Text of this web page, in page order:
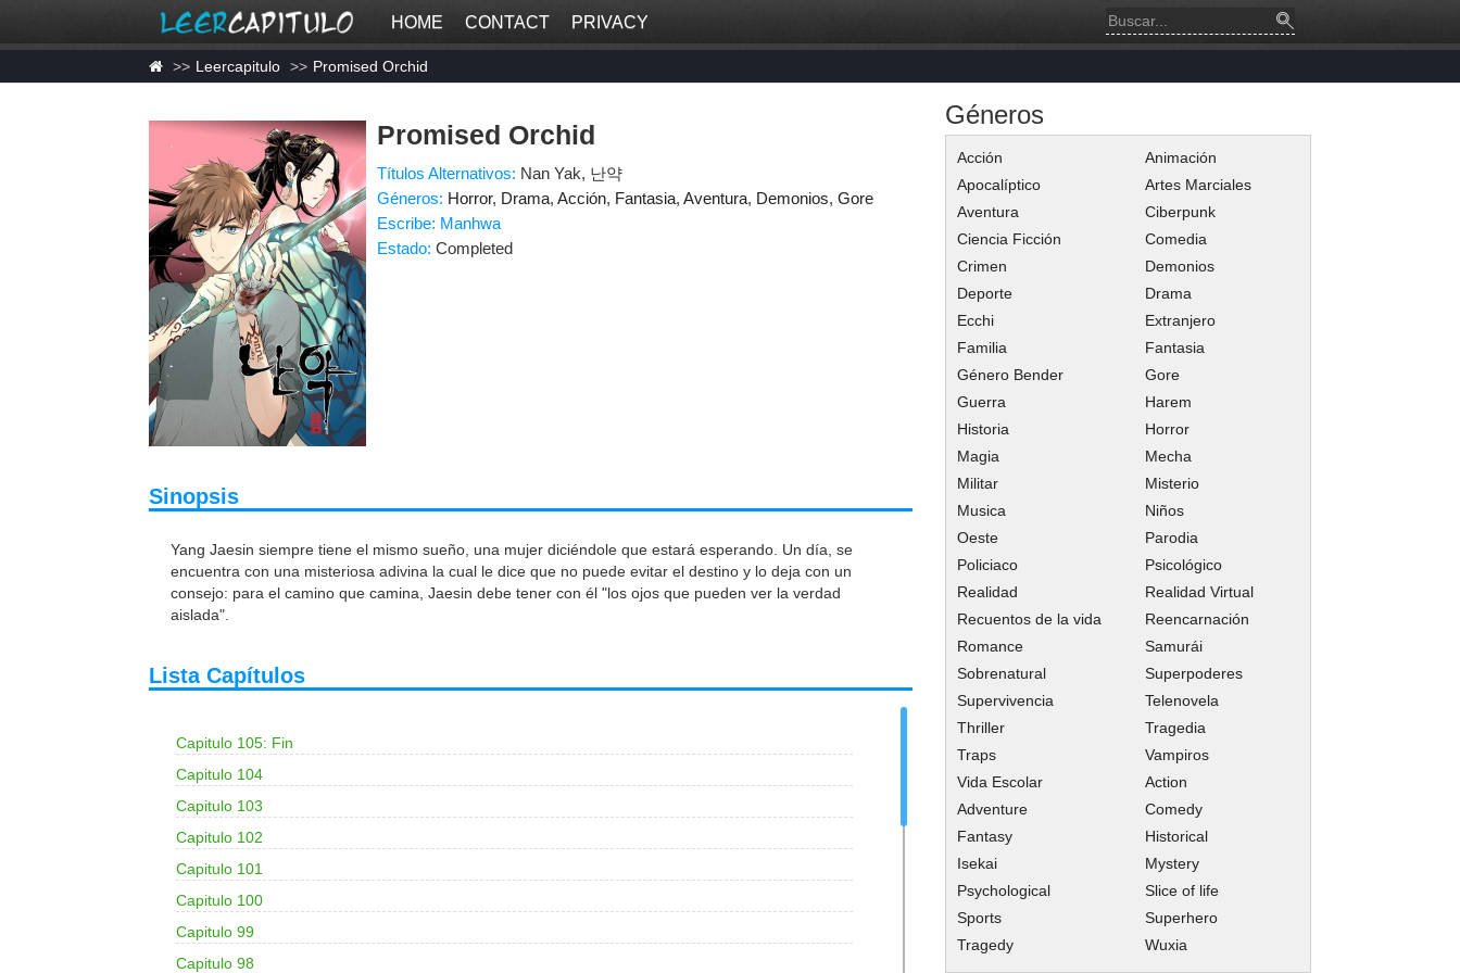
HOME CONTACT PRIVACY
Leercapitulo Promised Orchid
Promised Orchid
Títulos Alternativos: Nan Yak, 난약
Géneros: Horror, Drama, Acción, Fantasia, Aventura, Demonios, Gore
Escribe: Manhwa
Estado: Completed
Sinopsis
Yang Jaesin siempre tiene el mismo sueño, una mujer diciéndole que estará esperando. Un día, se
encuentra con una misteriosa adivina la cual le dice que no puede evitar el destino y lo deja con un
consejo: para el camino que camina, Jaesin debe tener con él "los ojos que pueden ver la verdad
aislada".
Lista Capítulos
Capitulo 105: Fin
Capitulo 104
Capitulo 103
Capitulo 102
Capitulo 101
Capitulo 100
Capitulo 99
Capitulo 98
Géneros
Acción
Animación
Apocalíptico
Artes Marciales
Aventura
Ciberpunk
Ciencia Ficción
Comedia
Crimen
Demonios
Deporte
Drama
Ecchi
Extranjero
Familia
Fantasia
Género Bender
Gore
Guerra
Harem
Historia
Horror
Magia
Mecha
Militar
Misterio
Musica
Niños
Oeste
Parodia
Policiaco
Psicológico
Realidad
Realidad Virtual
Recuentos de la vida
Reencarnación
Romance
Samurái
Sobrenatural
Superpoderes
Supervivencia
Telenovela
Thriller
Tragedia
Traps
Vampiros
Vida Escolar
Action
Adventure
Comedy
Fantasy
Historical
Isekai
Mystery
Psychological
Slice of life
Sports
Superhero
Tragedy
Wuxia